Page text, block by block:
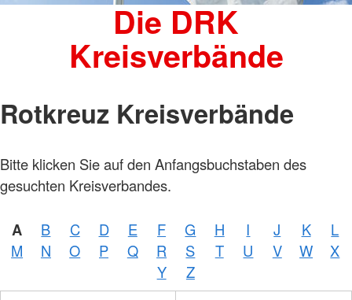
Die DRK
Kreisverbände
Rotkreuz Kreisverbände
Bitte klicken Sie auf den Anfangsbuchstaben des
gesuchten Kreisverbandes.
A B C D E F G H I J K
L
M
N O P Q R S T U V W
X
Y
Z